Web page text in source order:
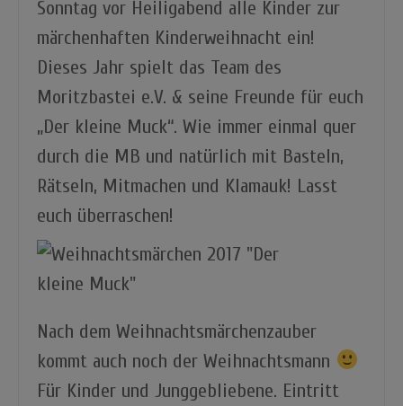
Sonntag vor Heiligabend alle Kinder zur
märchenhaften Kinderweihnacht ein!
Dieses Jahr spielt das Team des
Moritzbastei e.V. & seine Freunde für euch
„Der kleine Muck“. Wie immer einmal quer
durch die MB und natürlich mit Basteln,
Rätseln, Mitmachen und Klamauk! Lasst
euch überraschen!
Nach dem Weihnachtsmärchenzauber
kommt auch noch der Weihnachtsmann
Für Kinder und Junggebliebene. Eintritt